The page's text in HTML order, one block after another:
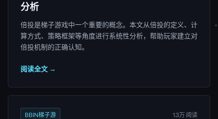
分析
倍投是梯子游戏中一个重要的概念。本文从倍投的定义、计
算方式、策略框架等角度进行系统性分析，帮助玩家建立对
倍投机制的正确认知。
阅读全文 →
BBIN梯子游 1.3万 阅读